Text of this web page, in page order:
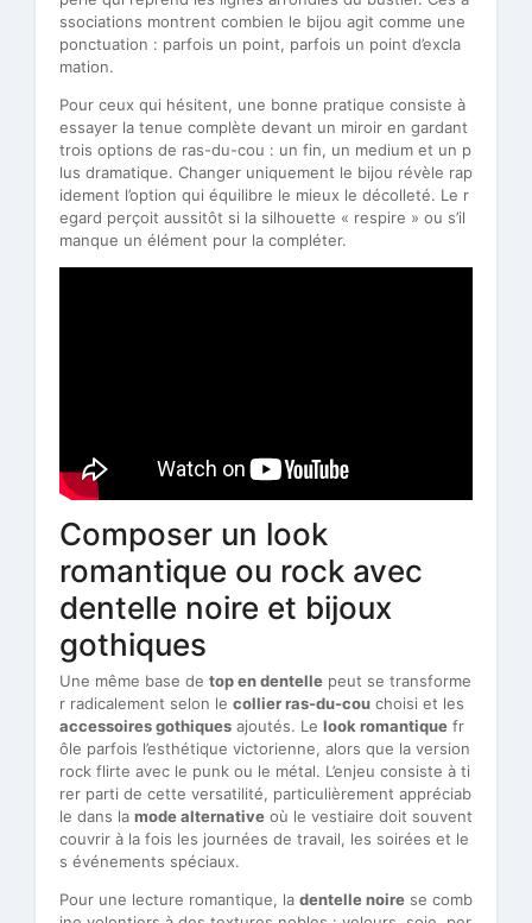
ssociations montrent combien le bijou agit comme une
ponctuation : parfois un point, parfois un point d’excla
mation.
Pour ceux qui hésitent, une bonne pratique consiste à
essayer la tenue complète devant un miroir en gardant
trois options de ras-du-cou : un fin, un medium et un p
lus dramatique. Changer uniquement le bijou révèle rap
idement l’option qui équilibre le mieux le décolleté. Le r
egard perçoit aussitôt si la silhouette « respire » ou s’il
manque un élément pour la compléter.
Composer un look
romantique ou rock avec
dentelle noire et bijoux
gothiques
Une même base de top en dentelle peut se transforme
r radicalement selon le collier ras-du-cou choisi et les
accessoires gothiques ajoutés. Le look romantique fr
ôle parfois l’esthétique victorienne, alors que la version
rock flirte avec le punk ou le métal. L’enjeu consiste à ti
rer parti de cette versatilité, particulièrement appréciab
le dans la mode alternative où le vestiaire doit souvent
couvrir à la fois les journées de travail, les soirées et le
s événements spéciaux.
Pour une lecture romantique, la dentelle noire se comb